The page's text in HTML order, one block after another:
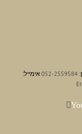
052-2559584אימייל: